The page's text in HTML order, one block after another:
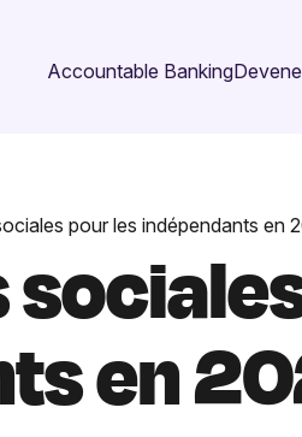
Accountable Banking
pour les indépendants en
en